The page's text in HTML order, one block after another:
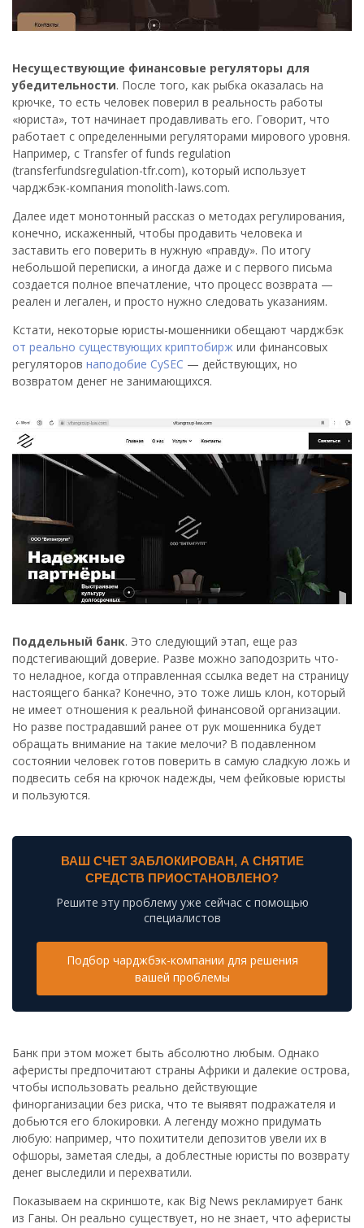
Несуществующие финансовые регуляторы для
убедительности. После того, как рыбка оказалась на
крючке, то есть человек поверил в реальность работы
«юриста», тот начинает продавливать его. Говорит, что
работает с определенными регуляторами мирового уровня.
Например, с Transfer of funds regulation
(transferfundsregulation-tfr.com), который использует
чарджбэк-компания monolith-laws.com.
Далее идет монотонный рассказ о методах регулирования,
конечно, искаженный, чтобы продавить человека и
заставить его поверить в нужную «правду». По итогу
небольшой переписки, а иногда даже и с первого письма
создается полное впечатление, что процесс возврата —
реален и легален, и просто нужно следовать указаниям.
Кстати, некоторые юристы-мошенники обещают чарджбэк
от реально существующих криптобирж или финансовых
регуляторов наподобие CySEC — действующих, но
возвратом денег не занимающихся.
Поддельный банк. Это следующий этап, еще раз
подстегивающий доверие. Разве можно заподозрить что-
то неладное, когда отправленная ссылка ведет на страницу
настоящего банка? Конечно, это тоже лишь клон, который
не имеет отношения к реальной финансовой организации.
Но разве пострадавший ранее от рук мошенника будет
обращать внимание на такие мелочи? В подавленном
состоянии человек готов поверить в самую сладкую ложь и
подвесить себя на крючок надежды, чем фейковые юристы
и пользуются.
ВАШ СЧЕТ ЗАБЛОКИРОВАН, А СНЯТИЕ
СРЕДСТВ ПРИОСТАНОВЛЕНО?
Решите эту проблему уже сейчас с помощью
специалистов
Подбор чарджбэк-компании для решения
вашей проблемы
Банк при этом может быть абсолютно любым. Однако
аферисты предпочитают страны Африки и далекие острова,
чтобы использовать реально действующие
финорганизации без риска, что те выявят подражателя и
добьются его блокировки. А легенду можно придумать
любую: например, что похитители депозитов увели их в
офшоры, заметая следы, а доблестные юристы по возврату
денег выследили и перехватили.
Показываем на скриншоте, как Big News рекламирует банк
из Ганы. Он реально существует, но не знает, что аферисты